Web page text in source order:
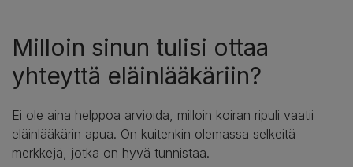
Milloin sinun tulisi ottaa
yhteyttä eläinlääkäriin?
Ei ole aina helppoa arvioida, milloin koiran ripuli vaatii
eläinlääkärin apua. On kuitenkin olemassa selkeitä
merkkejä, jotka on hyvä tunnistaa.